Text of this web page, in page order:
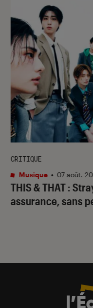
THIS & THAT:
assurance, sans
CRITIQUE
Musique • 07 août.